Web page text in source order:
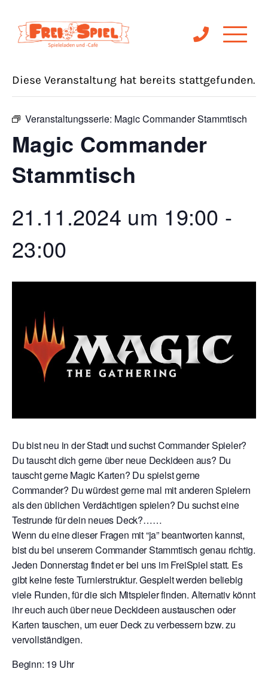
« Alle Veranstaltungen
Diese Veranstaltung hat bereits stattgefunden.
Veranstaltungsserie: Magic Commander Stammtisch
Magic Commander
Stammtisch
21.11.2024 um 19:00 -
23:00
Du bist neu in der Stadt und suchst Commander Spieler?
Du tauscht dich gerne über neue Deckideen aus? Du
tauscht gerne Magic Karten? Du spielst gerne
Commander? Du würdest gerne mal mit anderen Spielern
als den üblichen Verdächtigen spielen? Du suchst eine
Testrunde für dein neues Deck?……
Wenn du eine dieser Fragen mit “ja” beantworten kannst,
bist du bei unserem Commander Stammtisch genau richtig.
Jeden Donnerstag findet er bei uns im FreiSpiel statt. Es
gibt keine feste Turnierstruktur. Gespielt werden beliebig
viele Runden, für die sich Mitspieler finden. Alternativ könnt
ihr euch auch über neue Deckideen austauschen oder
Karten tauschen, um euer Deck zu verbessern bzw. zu
vervollständigen.
Beginn: 19 Uhr